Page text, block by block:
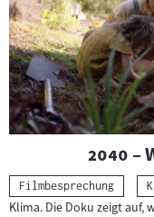
"
2040 –
Kategorie:
Filmbesprechung
Klima. Die Doku zeigt auf,